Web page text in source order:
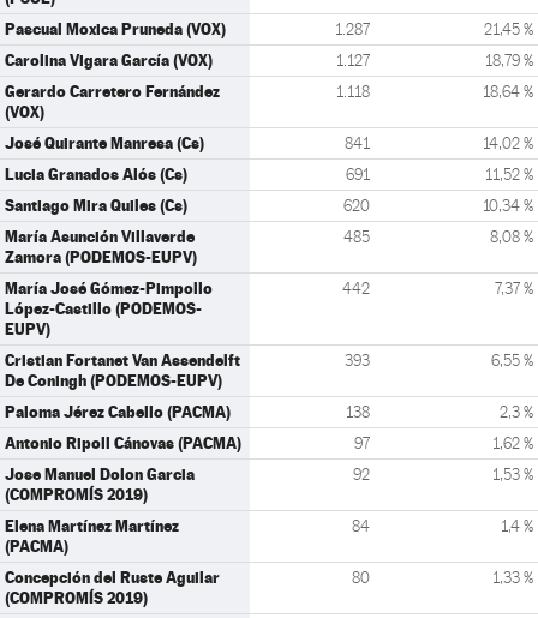
Pascual Moxica Pruneda (VOX) 1.287 21,45 %
Carolina Vigara García (VOX) 1.127 18,79 %
Gerardo Carretero Fernández
(VOX)
1.118 18,64 %
José Quirante Manresa (Cs) 841 14,02 %
Lucia Granados Alós (Cs) 691 11,52 %
Santiago Mira Quiles (Cs) 620 10,34 %
María Asunción Villaverde
Zamora (PODEMOS-EUPV)
485 8,08 %
María José Gómez-Pimpollo
López-Castillo (PODEMOS-
EUPV)
442 7,37 %
Cristian Fortanet Van Assendelft
De Coningh (PODEMOS-EUPV)
393 6,55 %
Paloma Jérez Cabello (PACMA) 138 2,3 %
Antonio Ripoll Cánovas (PACMA) 97 1,62 %
Jose Manuel Dolon Garcia
(COMPROMÍS 2019)
92 1,53 %
Elena Martínez Martínez
(PACMA)
84 1,4 %
Concepción del Ruste Aguilar
(COMPROMÍS 2019)
80 1,33 %